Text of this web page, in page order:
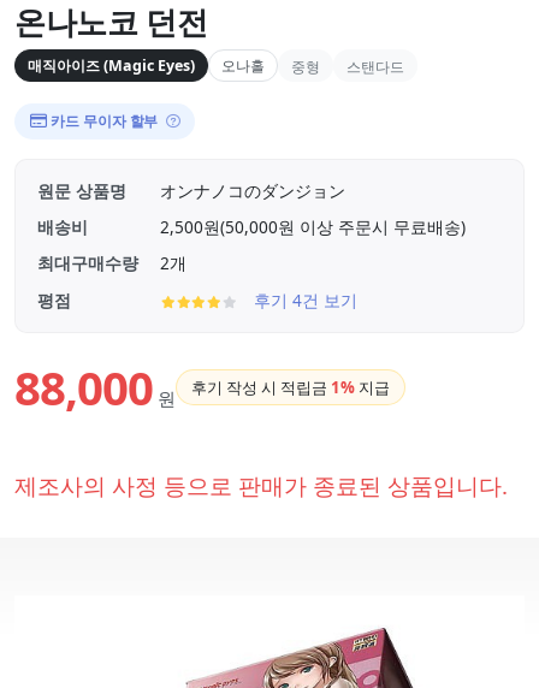
온나노코 던전
매직아이즈 (Magic Eyes) 오나홀 중형 스탠다드
카드 무이자 할부
원문 상품명
オンナノコのダンジョン
배송비
2,500원(50,000원 이상 주문시 무료배송)
최대구매수량
2개
평점
후기 4건 보기
88,000 원 후기 작성 시 적립금 1% 지급
제조사의 사정 등으로 판매가 종료된 상품입니다.